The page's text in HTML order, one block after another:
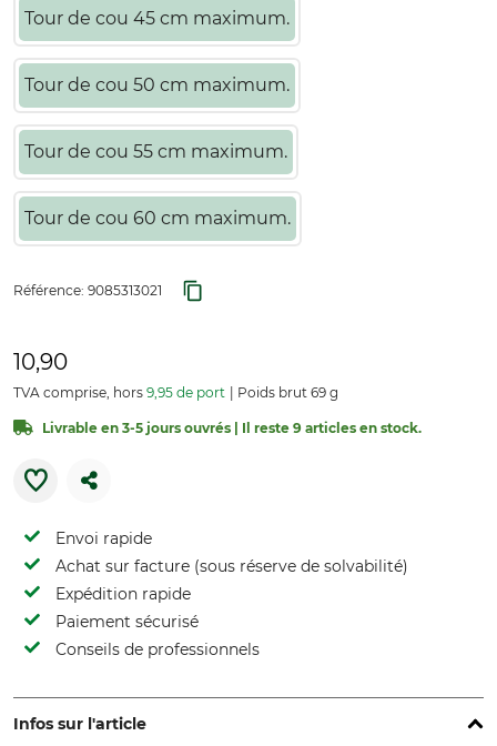
Tour de cou 45 cm maximum.
Tour de cou 50 cm maximum.
Tour de cou 55 cm maximum.
Tour de cou 60 cm maximum.
Référence: 9085313021
10,90
TVA comprise, hors 9,95 de port Poids brut 69 g
Livrable en 3-5 jours ouvrés | Il reste 9 articles en stock.
Envoi rapide
Achat sur facture (sous réserve de solvabilité)
Expédition rapide
Paiement sécurisé
Conseils de professionnels
Infos sur l'article